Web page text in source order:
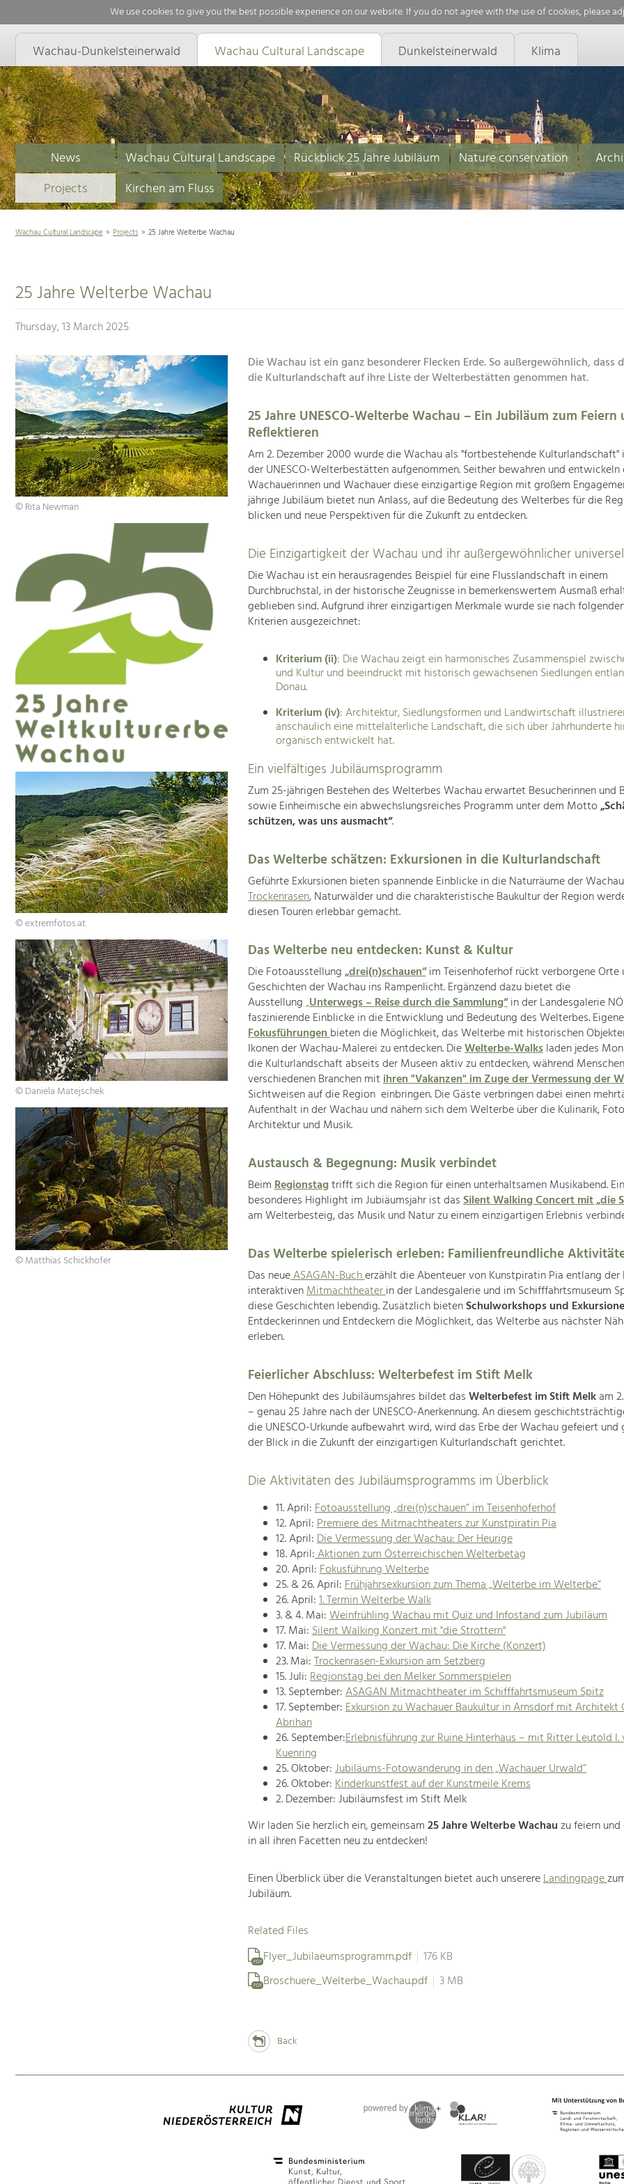
We use cookies to give you the best possible experience on our website. If you do not agree with the use of cookies, please
Wachau-Dunkelsteinerwald Wachau Cultural Landscape Dunkelsteinerwald Klima
News Wachau Cultural Landscape Rückblick 25 Jahre Jubiläum Nature conservation
Projects
Kirchen am Fluss
Wachau Cultural Landscape Projects 25 Jahre Welterbe Wachau
25 Jahre Welterbe Wachau
Thursday, 13 March 2025
© Rita Newman
© extremfotos.at
© Daniela Matejschek
© Matthias Schickhofer
Die Wachau ist ein ganz besonderer Flecken Erde. So außergewöhnlich, dass
die Kulturlandschaft auf ihre Liste der Welterbestätten genommen hat.
25 Jahre UNESCO-Welterbe Wachau – Ein Jubiläum zum Feiern
Reflektieren
Am 2. Dezember 2000 wurde die Wachau als "fortbestehende
der UNESCO-Welterbestätten aufgenommen. Seither bewahren und entwickeln
Wachauerinnen und Wachauer diese einzigartige Region mit großem
jährige Jubiläum bietet nun Anlass, auf die Bedeutung des Welterbes für die
blicken und neue Perspektiven für die Zukunft zu entdecken.
Die Einzigartigkeit der Wachau und ihr außergewöhnlicher
Die Wachau ist ein herausragendes Beispiel für eine Flusslandschaft in einem
Durchbruchstal, in der historische Zeugnisse in bemerkenswertem Ausmaß
geblieben sind. Aufgrund ihrer einzigartigen Merkmale wurde sie nach
Kriterien ausgezeichnet:
Kriterium (ii): Die Wachau zeigt ein harmonisches Zusammenspiel
und Kultur und beeindruckt mit historisch gewachsenen Siedlungen
Donau.
Kriterium (iv): Architektur, Siedlungsformen und Landwirtschaft
anschaulich eine mittelalterliche Landschaft, die sich über Jahrhunderte
organisch entwickelt hat.
Ein vielfältiges Jubiläumsprogramm
Zum 25-jährigen Bestehen des Welterbes Wachau erwartet Besucherinnen und
sowie Einheimische ein abwechslungsreiches Programm unter dem Motto
schützen, was uns ausmacht“.
Das Welterbe schätzen: Exkursionen in die Kulturlandschaft
Geführte Exkursionen bieten spannende Einblicke in die Naturräume der
Trockenrasen, Naturwälder und die charakteristische Baukultur der Region
diesen Touren erlebbar gemacht.
Das Welterbe neu entdecken: Kunst & Kultur
Die Fotoausstellung„drei(n)schauen“im Teisenhoferhof rückt verborgene Orte
Geschichten der Wachau ins Rampenlicht. Ergänzend dazu bietet die
Ausstellung„Unterwegs – Reise durch die Sammlung“in der Landesgalerie NÖ
faszinierende Einblicke in die Entwicklung und Bedeutung des Welterbes. Eigene
Fokusführungenbieten die Möglichkeit, das Welterbe mit historischen
Ikonen der Wachau-Malerei zu entdecken. DieWelterbe-Walksladen jedes
die Kulturlandschaft abseits der Museen aktiv zu entdecken, während
verschiedenen Branchen mitihren "Vakanzen" im Zuge der Vermessung der
Sichtweisen auf die Region einbringen. Die Gäste verbringen dabei einen
Aufenthalt in der Wachau und nähern sich dem Welterbe über die Kulinarik,
Architektur und Musik.
Austausch & Begegnung: Musik verbindet
BeimRegionstagtrifft sich die Region für einen unterhaltsamen Musikabend. Ein
besonderes Highlight im Jubiäumsjahr ist dasSilent Walking Concert mit „die
am Welterbesteig, das Musik und Natur zu einem einzigartigen Erlebnis
Das Welterbe spielerisch erleben: Familienfreundliche
Das neueASAGAN-Bucherzählt die Abenteuer von Kunstpiratin Pia entlang der
interaktivenMitmachtheaterin der Landesgalerie und im Schifffahrtsmuseum
diese Geschichten lebendig. Zusätzlich bietenSchulworkshops und
Entdeckerinnen und Entdeckern die Möglichkeit, das Welterbe aus nächster
erleben.
Feierlicher Abschluss: Welterbefest im Stift Melk
Den Höhepunkt des Jubiläumsjahres bildet dasWelterbefest im Stift Melkam
– genau 25 Jahre nach der UNESCO-Anerkennung. An diesem
die UNESCO-Urkunde aufbewahrt wird, wird das Erbe der Wachau gefeiert
der Blick in die Zukunft der einzigartigen Kulturlandschaft gerichtet.
Die Aktivitäten des Jubiläumsprogramms im Überblick
11. April:Fotoausstellung „drei(n)schauen“ im Teisenhoferhof
12. April:Premiere des Mitmachtheaters zur Kunstpiratin Pia
12. April:Die Vermessung der Wachau: Der Heurige
18. April:Aktionen zum Österreichischen Welterbetag
20. April:Fokusführung Welterbe
25. & 26. April:Frühjahrsexkursion zum Thema „Welterbe im Welterbe“
26. April:1. Termin Welterbe Walk
3. & 4. Mai:Weinfrühling Wachau mit Quiz und Infostand zum Jubiläum
17. Mai:Silent Walking Konzert mit "die Strottern"
17. Mai:Die Vermessung der Wachau: Die Kirche (Konzert)
23. Mai:Trockenrasen-Exkursion am Setzberg
15. Juli:Regionstag bei den Melker Sommerspielen
13. September:ASAGAN Mitmachtheater im Schifffahrtsmuseum Spitz
17. September:Exkursion zu Wachauer Baukultur in Arnsdorf mit Architekt
Abrihan
26. September:Erlebnisführung zur Ruine Hinterhaus – mit Ritter Leutold I.
Kuenring
25. Oktober:Jubiläums-Fotowanderung in den „Wachauer Urwald“
26. Oktober:Kinderkunstfest auf der Kunstmeile Krems
2. Dezember: Jubiläumsfest im Stift Melk
Wir laden Sie herzlich ein, gemeinsam25 Jahre Welterbe Wachauzu feiern
in all ihren Facetten neu zu entdecken!
Einen Überblick über die Veranstaltungen bietet auch unserereLandingpage
Jubiläum.
Related Files
PDF Flyer_Jubilaeumsprogramm.pdf 176 KB
PDF Broschuere_Welterbe_Wachau.pdf 3 MB
Back